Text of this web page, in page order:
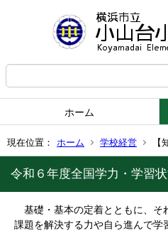
ホーム
現在位置： ホーム 学校経営 【
令和６年度全国学力・学習
基礎・基本の定着とともに、そ
課題を解決する力や自ら進んで学